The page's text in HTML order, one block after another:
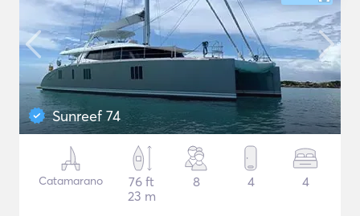
Sunreef 74
Catamarano
76 ft
23 m
8 4 4